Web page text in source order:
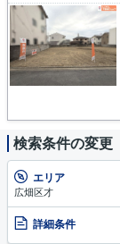
検索条件の変更
エリア
広畑区才
詳細条件